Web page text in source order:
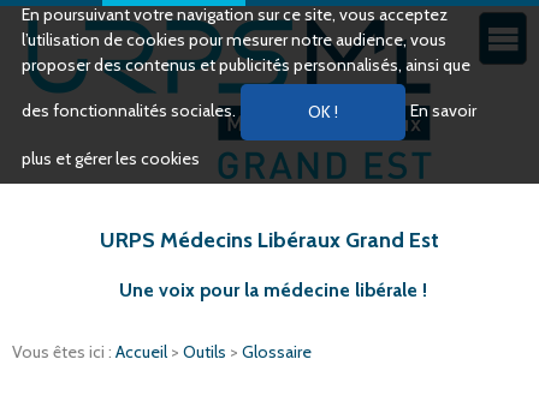
En poursuivant votre navigation sur ce site, vous acceptez
l’utilisation de cookies pour mesurer notre audience, vous
proposer des contenus et publicités personnalisés, ainsi que
des fonctionnalités sociales. En savoir
plus et gérer les cookies
URPS Médecins Libéraux Grand Est
Une voix pour la médecine libérale !
Vous êtes ici : Accueil > Outils > Glossaire